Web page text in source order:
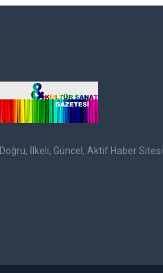
Doğru, İlkeli, Güncel, Aktif Haber Sitesi